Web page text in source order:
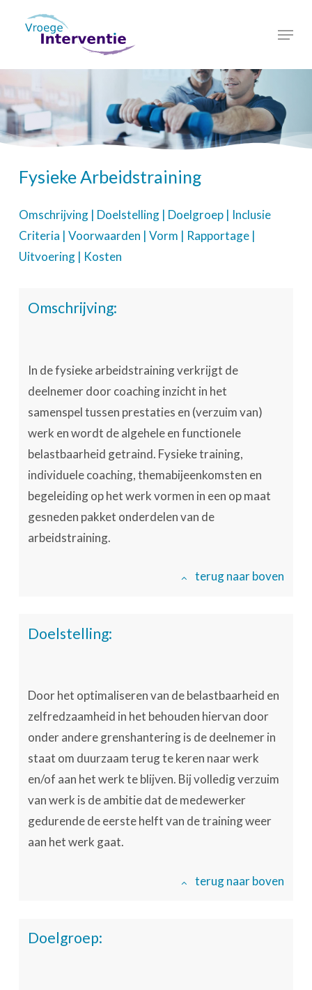
content
Menu
Fysieke Arbeidstraining
Omschrijving| Doelstelling| Doelgroep| Inclusie
Criteria | Voorwaarden | Vorm | Rapportage|
Uitvoering| Kosten
Omschrijving:
In de fysieke arbeidstraining verkrijgt de
deelnemer door coaching inzicht in het
samenspel tussen prestaties en (verzuim van)
werk en wordt de algehele en functionele
belastbaarheid getraind. Fysieke training,
individuele coaching, themabijeenkomsten en
begeleiding op het werk vormen in een op maat
gesneden pakket onderdelen van de
arbeidstraining.
terug naar boven
Doelstelling:
Door het optimaliseren van de belastbaarheid en
zelfredzaamheid in het behouden hiervan door
onder andere grenshantering is de deelnemer in
staat om duurzaam terug te keren naar werk
en/of aan het werk te blijven. Bij volledig verzuim
van werk is de ambitie dat de medewerker
gedurende de eerste helft van de training weer
aan het werk gaat.
terug naar boven
Doelgroep:
Close